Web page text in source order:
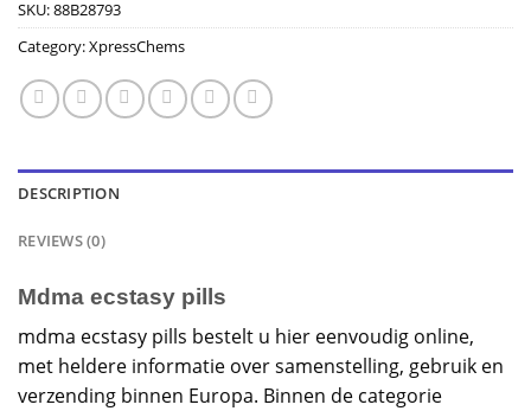
SKU:88B28793
Category:XpressChems
DESCRIPTION
REVIEWS (0)
Mdma ecstasy pills
mdma ecstasy pills bestelt u hier eenvoudig online,
met heldere informatie over samenstelling, gebruik en
verzending binnen Europa. Binnen de categorie